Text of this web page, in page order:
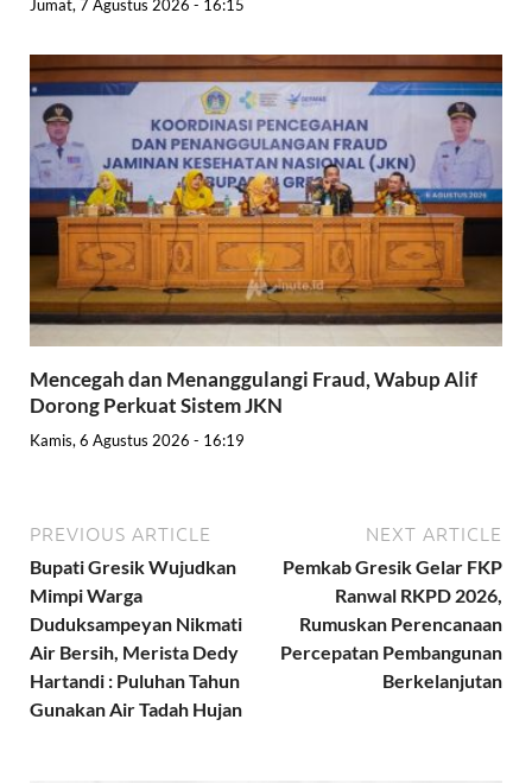
Jumat, 7 Agustus 2026 - 16:15
Mencegah dan Menanggulangi Fraud, Wabup Alif
Dorong Perkuat Sistem JKN
Kamis, 6 Agustus 2026 - 16:19
PREVIOUS ARTICLE
Bupati Gresik Wujudkan
Mimpi Warga
Duduksampeyan Nikmati
Air Bersih, Merista Dedy
Hartandi : Puluhan Tahun
Gunakan Air Tadah Hujan
NEXT ARTICLE
Pemkab Gresik Gelar FKP
Ranwal RKPD 2026,
Rumuskan Perencanaan
Percepatan Pembangunan
Berkelanjutan